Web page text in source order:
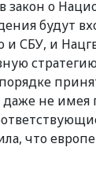
закон о
будут
и СБУ, и
не имея
что